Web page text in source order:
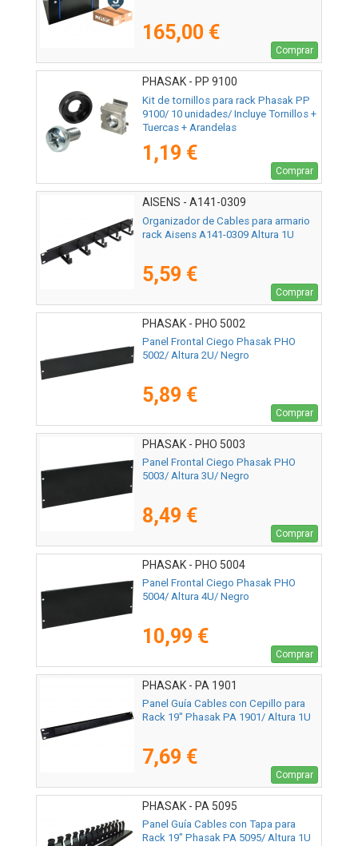
165,00 €
Comprar
PHASAK - PP 9100
Kit de tornillos para rack Phasak PP
9100/ 10 unidades/ Incluye Tornillos +
Tuercas + Arandelas
1,19 €
Comprar
AISENS - A141-0309
Organizador de Cables para armario
rack Aisens A141-0309 Altura 1U
5,59 €
Comprar
PHASAK - PHO 5002
Panel Frontal Ciego Phasak PHO
5002/ Altura 2U/ Negro
5,89 €
Comprar
PHASAK - PHO 5003
Panel Frontal Ciego Phasak PHO
5003/ Altura 3U/ Negro
8,49 €
Comprar
PHASAK - PHO 5004
Panel Frontal Ciego Phasak PHO
5004/ Altura 4U/ Negro
10,99 €
Comprar
PHASAK - PA 1901
Panel Guía Cables con Cepillo para
Rack 19" Phasak PA 1901/ Altura 1U
7,69 €
Comprar
PHASAK - PA 5095
Panel Guía Cables con Tapa para
Rack 19" Phasak PA 5095/ Altura 1U